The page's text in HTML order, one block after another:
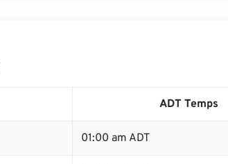
ADT Temps
01:00 am ADT